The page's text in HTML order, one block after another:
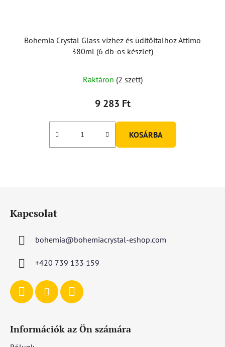
Bohemia Crystal Glass vízhez és üdítőitalhoz Attimo
380ml (6 db-os készlet)
Raktáron (2 szett)
9 283 Ft
KOSÁRBA
Kapcsolat
bohemia@bohemiacrystal-eshop.com
+420 739 133 159
Információk az Ön számára